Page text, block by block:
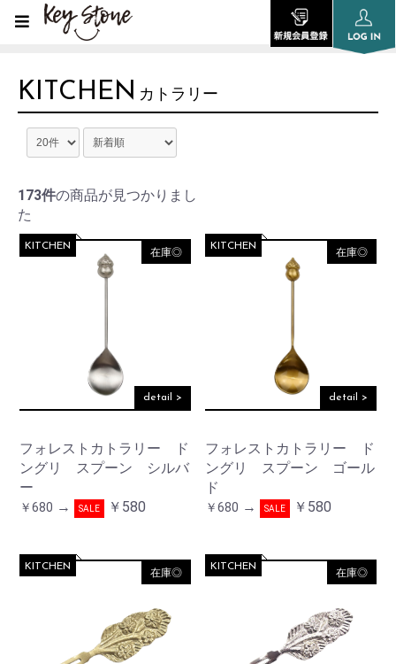
KITCHEN カトラリー
173件の商品が見つかりまし
た
在庫◎
detail >
フォレストカトラリー ド
ングリ スプーン シルバ
ー
KITCHEN
￥680 → SALE ￥580
在庫◎
detail >
フォレストカトラリー ド
ングリ スプーン ゴール
ド
KITCHEN
￥680 → SALE ￥580
在庫◎
KITCHEN 在庫◎
KITCHEN